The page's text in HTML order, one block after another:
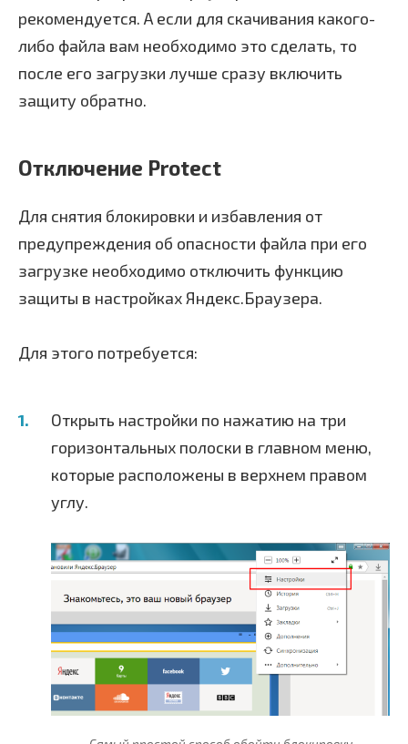
рекомендуется. А если для скачивания какого-
либо файла вам необходимо это сделать, то
после его загрузки лучше сразу включить
защиту обратно.
Отключение Protect
Для снятия блокировки и избавления от
предупреждения об опасности файла при его
загрузке необходимо отключить функцию
защиты в настройках Яндекс.Браузера.
Для этого потребуется:
Открыть настройки по нажатию на три
горизонтальных полоски в главном меню,
которые расположены в верхнем правом
углу.